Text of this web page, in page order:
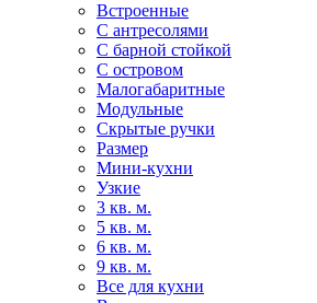
Встроенные
С антресолями
С барной стойкой
С островом
Малогабаритные
Модульные
Скрытые ручки
Размер
Мини-кухни
Узкие
3 кв. м.
5 кв. м.
6 кв. м.
9 кв. м.
Все для кухни